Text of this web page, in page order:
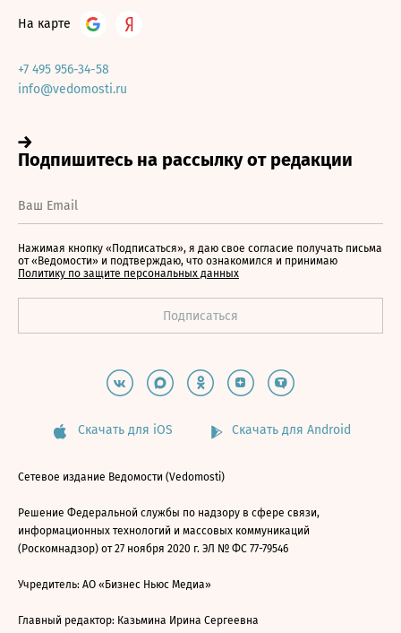
На карте
+7 495 956-34-58
info@vedomosti.ru
Нажимая кнопку «Подписаться», я даю свое согласие получать письма
от «Ведомости» и подтверждаю, что ознакомился и принимаю
Политику по защите персональных данных
Скачать для iOS Скачать для Android
Сетевое издание Ведомости (Vedomosti)
Решение Федеральной службы по надзору в сфере связи,
информационных технологий и массовых коммуникаций
(Роскомнадзор) от 27 ноября 2020 г. ЭЛ № ФС 77-79546
Учредитель: АО «Бизнес Ньюс Медиа»
Главный редактор: Казьмина Ирина Сергеевна